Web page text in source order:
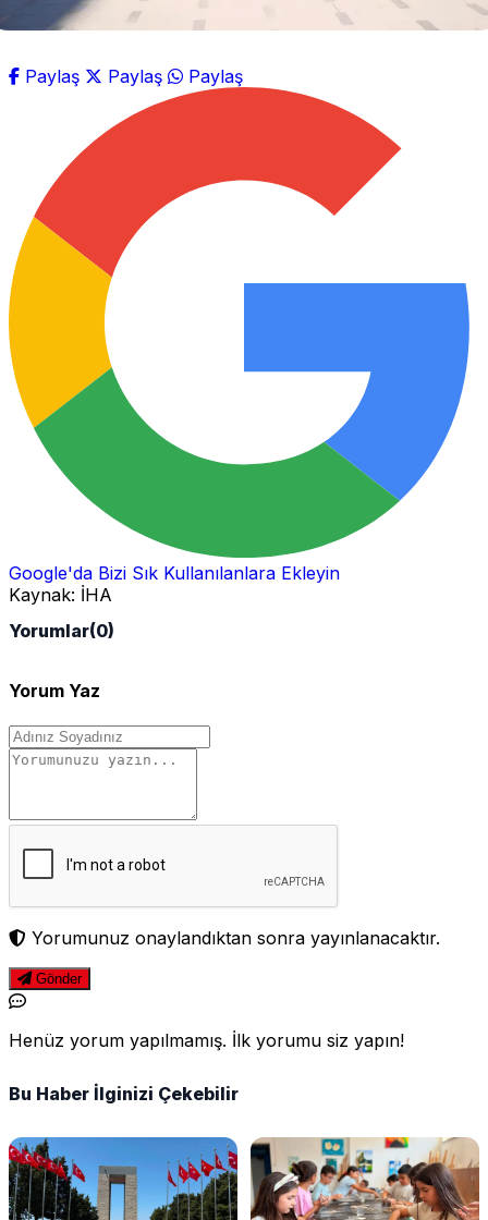
Paylaş Paylaş Paylaş
Google'da Bizi Sık Kullanılanlara Ekleyin
Kaynak: İHA
Yorumlar(0)
Yorum Yaz
Yorumunuz onaylandıktan sonra yayınlanacaktır.
Gönder
Henüz yorum yapılmamış. İlk yorumu siz yapın!
Bu Haber İlginizi Çekebilir